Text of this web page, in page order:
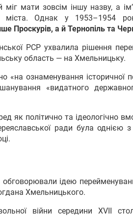
мати зовсім іншу назву, а
міста. Однак у 1953–1954
Проскурів, а й Тернопіль та
РСР ухвалила рішення
область — на Хмельницьку.
«на ознаменування історичної
«видатного
як політично та ідеологічно
ради була однією
обговорювали ідею
Хмельницького.
війни середини XVII